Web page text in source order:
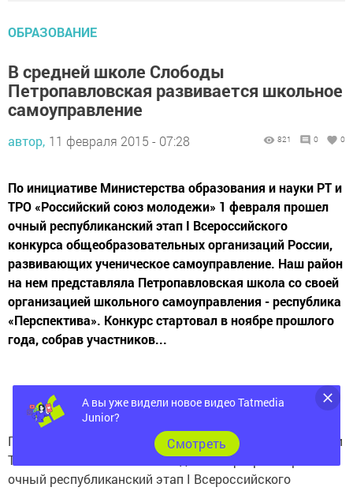
ОБРАЗОВАНИЕ
В средней школе Слободы
Петропавловская развивается школьное
самоуправление
автор, 11 февраля 2015 - 07:28 821 0 0
По инициативе Министерства образования и науки РТ и
ТРО «Российский союз молодежи» 1 февраля прошел
очный республиканский этап I Всероссийского
конкурса общеобразовательных организаций России,
развивающих ученическое самоуправление. Наш район
на нем представляла Петропавловская школа со своей
организацией школьного самоуправления - республика
«Перспектива». Конкурс стартовал в ноябре прошлого
года, собрав участников...
По инициативе Министерства образования и науки РТ и
ТРО «Российский союз молодежи» 1 февраля прошел
очный республиканский этап I Всероссийского
А вы уже видели новое видео Tatmedia
Junior?
Cмотреть